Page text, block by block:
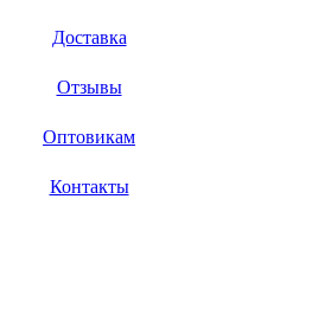
Доставка
Отзывы
Оптовикам
Контакты